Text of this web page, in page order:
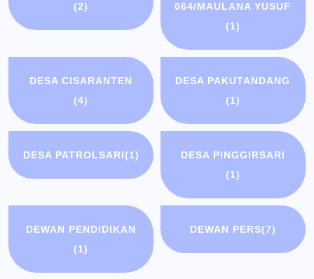
(2)
064/MAULANA YUSUF
(1)
DESA CISARANTEN
(4)
DESA PAKUTANDANG
(1)
DESA PATROLSARI(1)
DESA PINGGIRSARI
(1)
DEWAN PENDIDIKAN
(1)
DEWAN PERS(7)